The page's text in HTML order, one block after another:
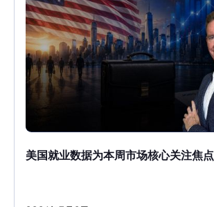
美国就业数据为本周市场核心关注焦点